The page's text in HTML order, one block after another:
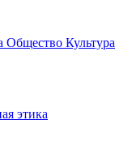
Общество Культура
этика